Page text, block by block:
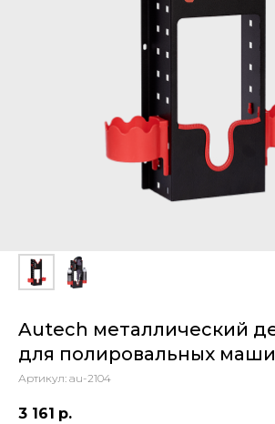
Autech металлический
для полировальных
Артикул: au-2104
3 161 р.